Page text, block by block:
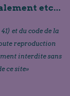
etc...
et du code de la
reproduction
interdite sans
ce site»